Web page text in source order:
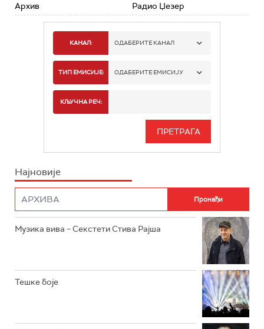
Архив Радио Џезер
КАНАЛ: ОДАБЕРИТЕ КАНАЛ
РАДИО БЕОГРАД 1
РАДИО БЕОГРАД 3
РАДИО РОКЕНРОЛЕР
РАДИО ЏЕЗЕР
ТИП ЕМИСИЈЕ: ОДАБЕРИТЕ ЕМИСИЈУ
ИНФО
КЉУЧНА РЕЧ:
Најновије
Музика вива – Секстети Стива Рајша
Тешке боје